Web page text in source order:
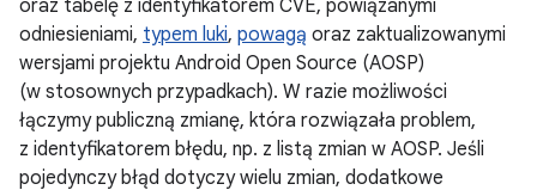
oraz tabelę z identyfikatorem CVE, powiązanymi
odniesieniami, typem luki, powagą oraz zaktualizowanymi
wersjami projektu Android Open Source (AOSP)
(w stosownych przypadkach). W razie możliwości
łączymy publiczną zmianę, która rozwiązała problem,
z identyfikatorem błędu, np. z listą zmian w AOSP. Jeśli
pojedynczy błąd dotyczy wielu zmian, dodatkowe